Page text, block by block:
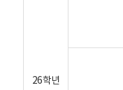
26학년